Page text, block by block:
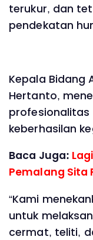
terukur, dan
pendekatan
Kepala Bidang
Hertanto,
profesionalitas
keberhasilan
Baca Juga:
Pemalang Sita
“Kami
untuk
cermat, teliti,